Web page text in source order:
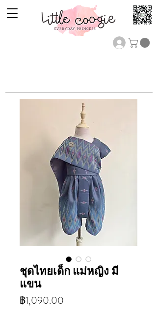
ชุดไทยเด็ก แม่หญิง มี
แขน
฿1,090.00